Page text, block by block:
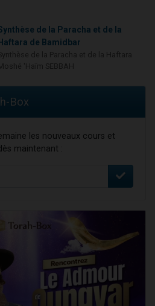
de la Paracha et de la
Haftara de Bamidbar
Box
les nouveaux cours et
maintenant :